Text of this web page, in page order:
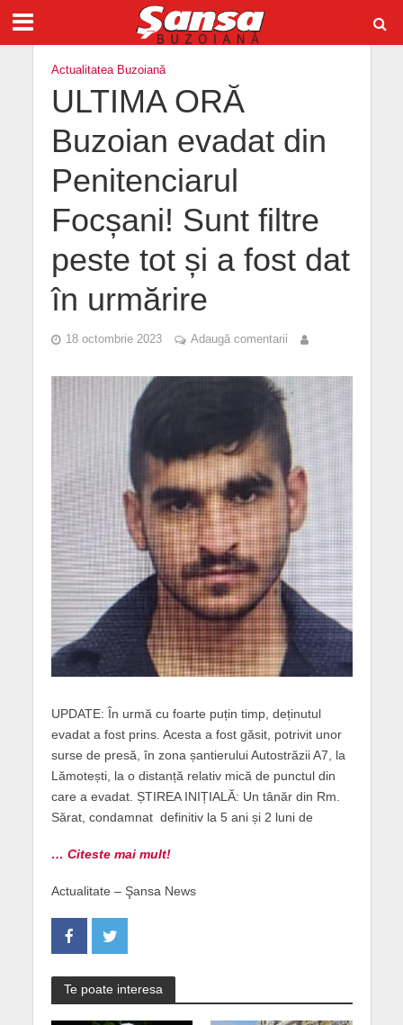
Actualitatea Buzoiană
ULTIMA ORĂ
Buzoian evadat din
Penitenciarul
Focșani! Sunt filtre
peste tot și a fost dat
în urmărire
18 octombrie 2023 Adaugă comentarii
UPDATE: În urmă cu foarte puțin timp, deținutul
evadat a fost prins. Acesta a fost găsit, potrivit unor
surse de presă, în zona șantierului Autostrăzii A7, la
Lămotești, la o distanță relativ mică de punctul din
care a evadat. ȘTIREA INIȚIALĂ: Un tânăr din Rm.
Sărat, condamnat definitiv la 5 ani și 2 luni de
… Citeste mai mult!
Actualitate – Şansa News
Te poate interesa